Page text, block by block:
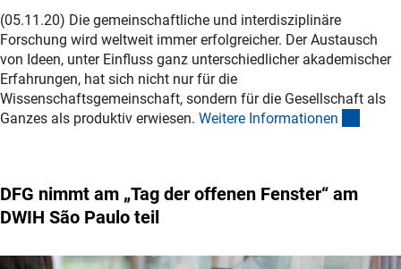
(05.11.20) Die gemeinschaftliche und interdisziplinäre
Forschung wird weltweit immer erfolgreicher. Der Austausch
von Ideen, unter Einfluss ganz unterschiedlicher akademischer
Erfahrungen, hat sich nicht nur für die
Wissenschaftsgemeinschaft, sondern für die Gesellschaft als
Ganzes als produktiv erwiesen. Weitere Informationen
DFG nimmt am „Tag der offenen Fenster“ am
DWIH São Paulo teil